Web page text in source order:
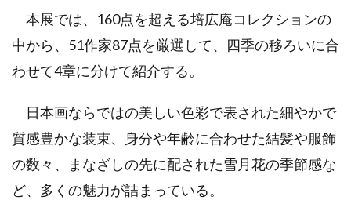
本展では、160点を超える培広庵コレクションの
中から、51作家87点を厳選して、四季の移ろいに合
わせて4章に分けて紹介する。
日本画ならではの美しい色彩で表された細やかで
質感豊かな装束、身分や年齢に合わせた結髪や服飾
の数々、まなざしの先に配された雪月花の季節感な
ど、多くの魅力が詰まっている。